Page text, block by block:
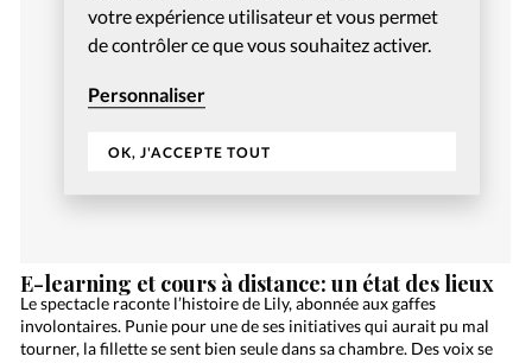
votre expérience utilisateur et vous permet
de contrôler ce que vous souhaitez activer.
Personnaliser
OK, J'ACCEPTE TOUT
E-learning et cours à distance: un état des lieux
Le spectacle raconte l’histoire de Lily, abonnée aux gaffes
involontaires. Punie pour une de ses initiatives qui aurait pu mal
tourner, la fillette se sent bien seule dans sa chambre. Des voix se